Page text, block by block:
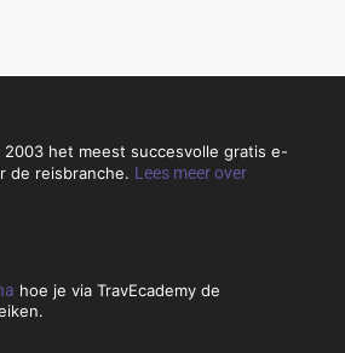
2003 het meest succesvolle gratis e-
de reisbranche. Lees meer over
hoe je via TravEcademy de